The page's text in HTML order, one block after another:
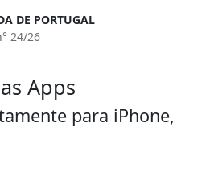
DE PORTUGAL
24/26
Apps
para iPhone,